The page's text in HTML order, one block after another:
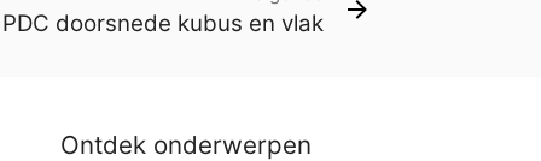
PDC doorsnede kubus en vlak
Ontdek onderwerpen